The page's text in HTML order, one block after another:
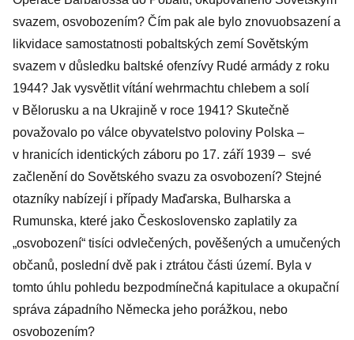
svazem, osvobozením? Čím pak ale bylo znovuobsazení a
likvidace samostatnosti pobaltských zemí Sovětským
svazem v důsledku baltské ofenzívy Rudé armády z roku
1944? Jak vysvětlit vítání wehrmachtu chlebem a solí
v Bělorusku a na Ukrajině v roce 1941? Skutečně
považovalo po válce obyvatelstvo poloviny Polska –
v hranicích identických záboru po 17. září 1939 – své
začlenění do Sovětského svazu za osvobození? Stejné
otazníky nabízejí i případy Maďarska, Bulharska a
Rumunska, které jako Československo zaplatily za
„osvobození“ tisíci odvlečených, pověšených a umučených
občanů, poslední dvě pak i ztrátou části území. Byla v
tomto úhlu pohledu bezpodmínečná kapitulace a okupační
správa západního Německa jeho porážkou, nebo
osvobozením?